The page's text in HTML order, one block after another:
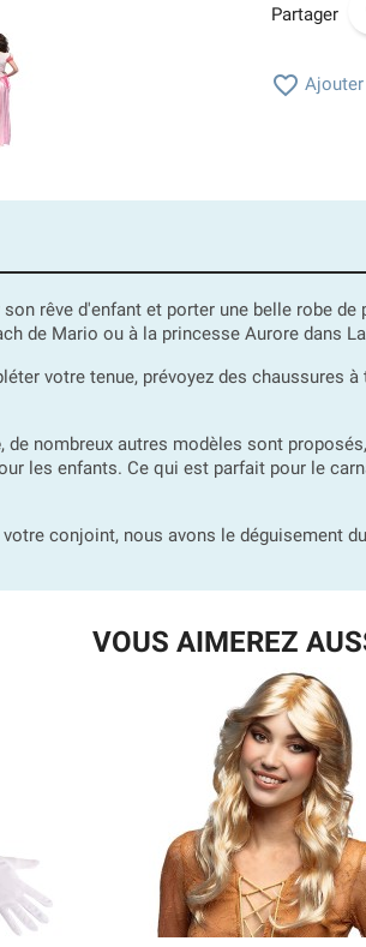
Partager

rêve d'enfant et porter une belle robe
de Mario ou à la princesse Aurore dans
votre tenue, prévoyez des chaussures
, de nombreux autres modèles sont
les enfants. Ce qui est parfait pour le
conjoint, nous avons le déguisement
VOUS AIMEREZ